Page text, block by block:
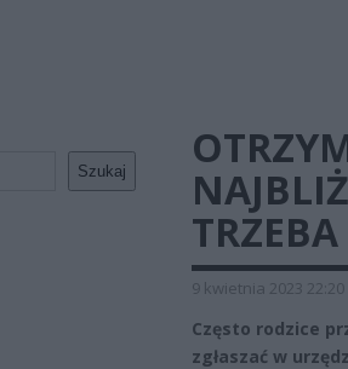
Szukaj
9 kwietnia 2023 22:20
Często rodzice
zgłaszać w